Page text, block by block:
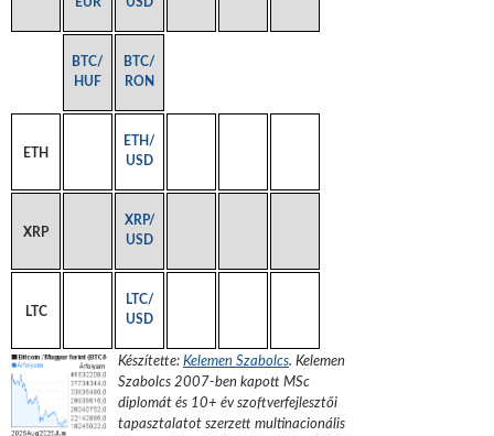
BTC/
HUF
BTC/
RON
ETH
ETH/
USD
XRP
XRP/
USD
LTC
LTC/
USD
Készítette: Kelemen Szabolcs. Kelemen
Szabolcs 2007-ben kapott MSc
diplomát és 10+ év szoftverfejlesztői
tapasztalatot szerzett multinacionális